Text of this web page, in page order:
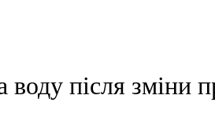
після зміни